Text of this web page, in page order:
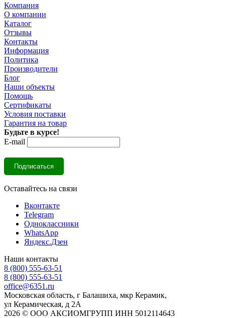
Компания
О компании
Каталог
Отзывы
Контакты
Информация
Политика
Производители
Блог
Наши объекты
Помощь
Сертификаты
Условия поставки
Гарантия на товар
Будьте в курсе!
E-mail
Оставайтесь на связи
Вконтакте
Telegram
Одноклассники
WhatsApp
Яндекс.Дзен
Наши контакты
8 (800) 555-63-51
8 (800) 555-63-51
office@6351.ru
Московская область, г Балашиха, мкр Керамик,
ул Керамическая, д 2А
2026 © ООО АКСИОМГРУПП ИНН 5012114643